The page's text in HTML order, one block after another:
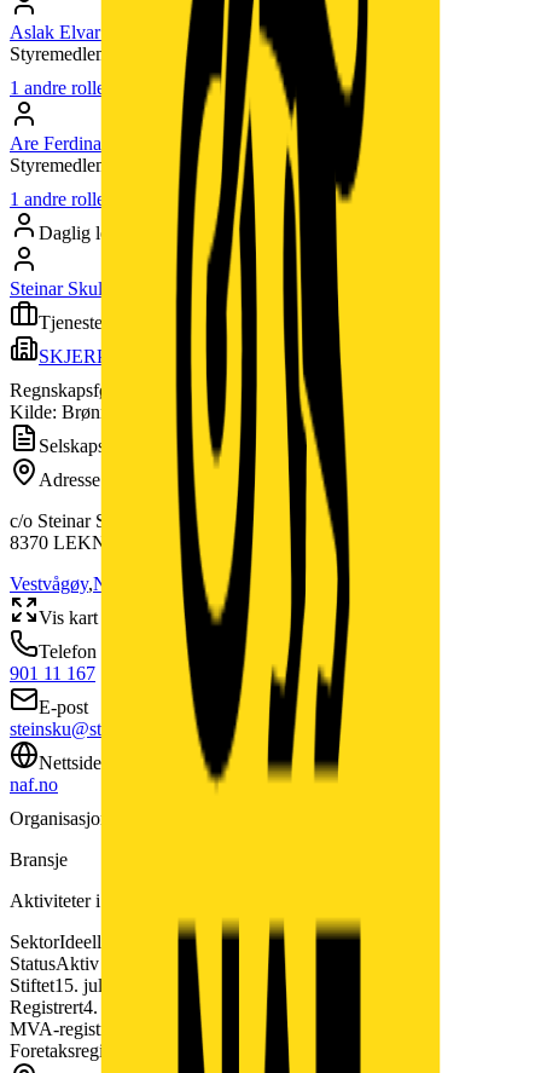
Aslak Elvar Riise 1947)
Styremedlem
1 andre roller
Are Ferdinand Sletteng 1944
Styremedlem
1 andre roller
Daglig leder
Steinar Skulbru
Tjenesteytere
SKJERPEN REGNSKAP AS
Regnskapsfører
Kilde: Brønnøysundregistrene
Selskapsinformasjon
Adresse
c/o Steinar Skulbru, Hagskarveien 73
8370 LEKNES
Vestvågøy,Nordland
Vis kart
Telefon
901 11 167
E-post
steinsku@start.no
Nettside
naf.no
Organisasjonsform
Bransje
Aktiviteter i andre medlemsorganisasjoner ellers
SektorIdeelle organisasjoner
StatusAktiv
Stiftet15. juli 1932
Registrert4. des. 2013
MVA-registrert
Foretaksregisteret